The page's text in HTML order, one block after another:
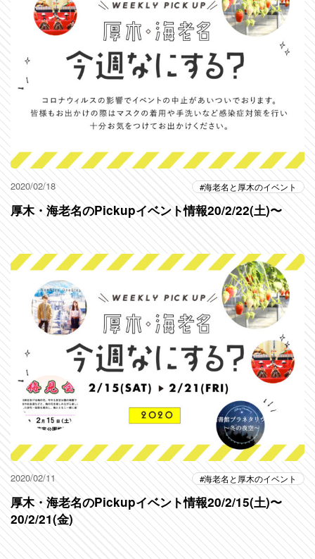
2020/02/18 海老名と厚木のイベント
厚木・海老名のPickupイベント情報20/2/22(土)〜
2020/02/11 海老名と厚木のイベント
厚木・海老名のPickupイベント情報20/2/15(土)〜
20/2/21(金)